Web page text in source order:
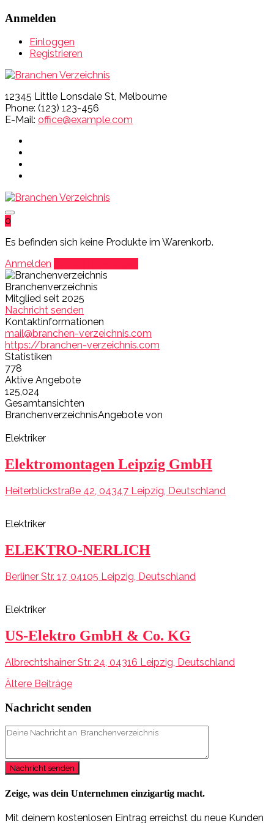
Anmelden
Einloggen
Registrieren
12345 Little Lonsdale St, Melbourne
Phone: (123) 123-456
E-Mail: office@example.com
0
Es befinden sich keine Produkte im Warenkorb.
Anmelden
Branchenverzeichnis
Mitglied seit 2025
Nachricht senden
Kontaktinformationen
mail@branchen-verzeichnis.com
https://branchen-verzeichnis.com
Statistiken
778
Aktive Angebote
125,024
Gesamtansichten
BranchenverzeichnisAngebote von
Elektriker
Elektromontagen Leipzig GmbH
Heiterblickstraße 42, 04347 Leipzig, Deutschland
Elektriker
ELEKTRO-NERLICH
Berliner Str. 17, 04105 Leipzig, Deutschland
Elektriker
US-Elektro GmbH & Co. KG
Albrechtshainer Str. 24, 04316 Leipzig, Deutschland
Beitragsnavigation
Ältere Beiträge
Nachricht senden
Nachricht senden
Zeige, was dein Unternehmen einzigartig macht.
Mit deinem kostenlosen Eintrag erreichst du neue Kunden